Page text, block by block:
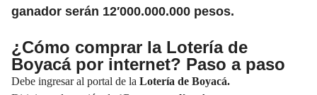
ganador serán 12′000.000.000 pesos.
¿Cómo comprar la Lotería de
Boyacá por internet? Paso a paso
Debe ingresar al portal de la Lotería de Boyacá.